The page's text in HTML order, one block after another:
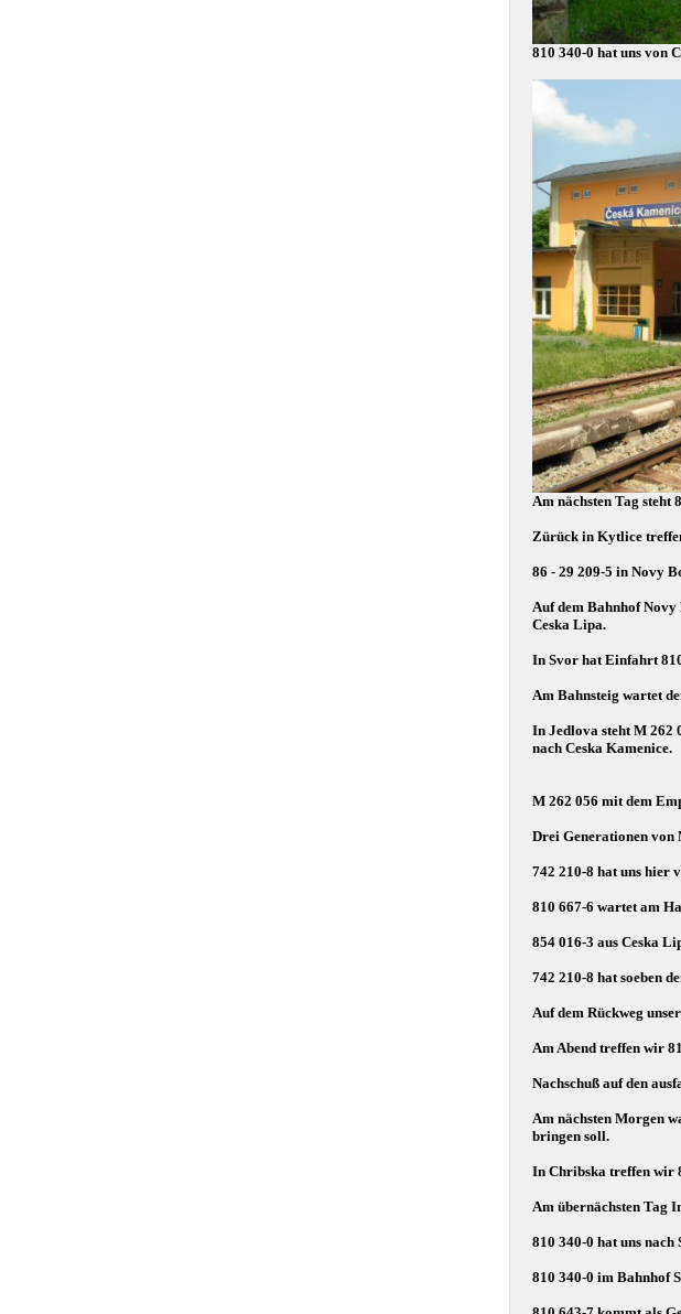
810 340-0 hat uns von
Am nächsten Tag steht
Zürück in Kytlice
86 - 29 209-5 in Novy
Auf dem Bahnhof
Ceska Lipa.
In Svor hat Einfahrt
Am Bahnsteig wartet
In Jedlova steht M 262
nach Ceska Kamenice.
M 262 056 mit dem
Drei Generationen von
742 210-8 hat uns hier
810 667-6 wartet am
854 016-3 aus Ceska
742 210-8 hat soeben
Auf dem Rückweg
Am Abend treffen wir
Nachschuß auf den
Am nächsten Morgen
bringen soll.
In Chribska treffen wir
Am übernächsten Tag
810 340-0 hat uns
810 340-0 im Bahnhof